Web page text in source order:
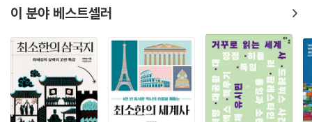
구려의 입장과 기준에서 부여된 물건일 가능성이 높으므로 신라가 고구려
4. 국립중앙박물관 불교 조각 전시의 아쉬움
불교의 도입과 미륵 사상을 살피기 위해 국립중앙박물관 상설전시실 3층
으로 가면 한국의 불교 조각을 전시중인 조각·공예관이 있다. 여기서 금동
이 분야 베스트셀러